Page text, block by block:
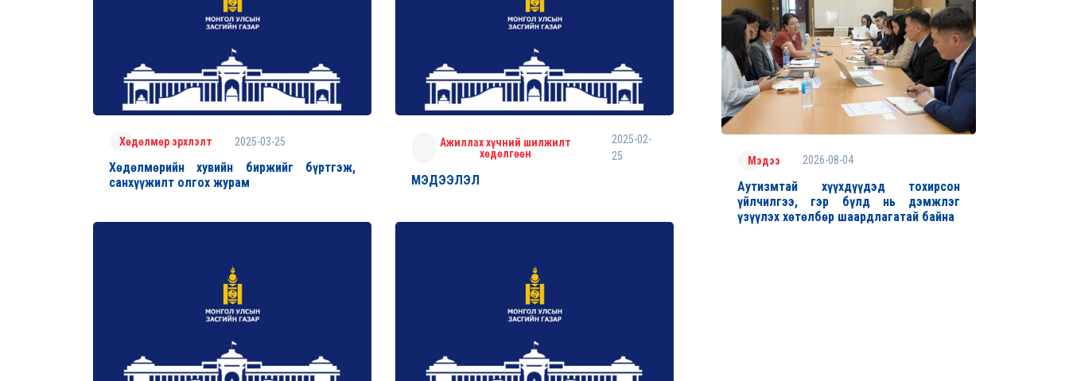
Хөдөлмөр эрхлэлт 2025-03-25
Хөдөлмөрийн хувийн биржийг бүртгэж,
санхүүжилт олгох журам
Ажиллах хүчний шилжилт
хөдөлгөөн
2025-02-
25
МЭДЭЭЛЭЛ
Мэдээ 2026-08-04
Аутизмтай хүүхдүүдэд тохирсон
үйлчилгээ, гэр бүлд нь дэмжлэг
үзүүлэх хөтөлбөр шаардлагатай байна